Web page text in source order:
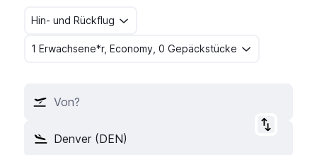
Hin- und Rückflug
1 Erwachsene*r, Economy, 0 Gepäckstücke
Von?
Denver (DEN)